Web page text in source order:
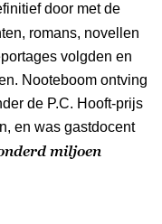
door met de
romans, novellen
volgden en
Nooteboom ontving
de P.C. Hooft-prijs
en was gastdocent
miljoen